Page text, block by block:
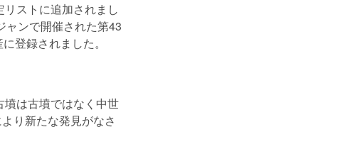
ストに追加されまし
ャンで開催された第43
登録されました。
は古墳ではなく中世
り新たな発見がなさ